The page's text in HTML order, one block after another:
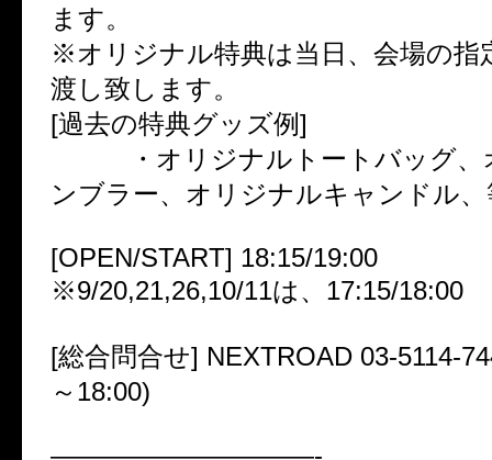
ます。
※オリジナル特典は当日、会場の指
渡し致します。
[過去の特典グッズ例]
・オリジナルトートバッグ、
ンブラー、オリジナルキャンドル、
[OPEN/START] 18:15/19:00
※9/20,21,26,10/11は、17:15/18:00
[総合問合せ] NEXTROAD 03-5114-
～18:00)